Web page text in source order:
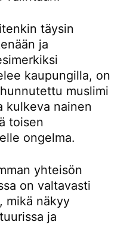
täysin
ja
kaupungilla, on
muslimi
kulkeva nainen
toisen
ongelma.
yhteisön
on valtavasti
mikä näkyy
ja